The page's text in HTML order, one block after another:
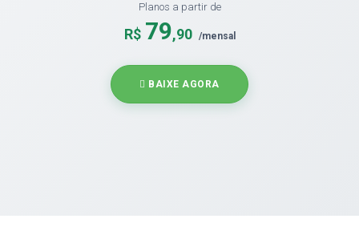
Planos a partir de
R$ 79,90 /mensal
BAIXE AGORA